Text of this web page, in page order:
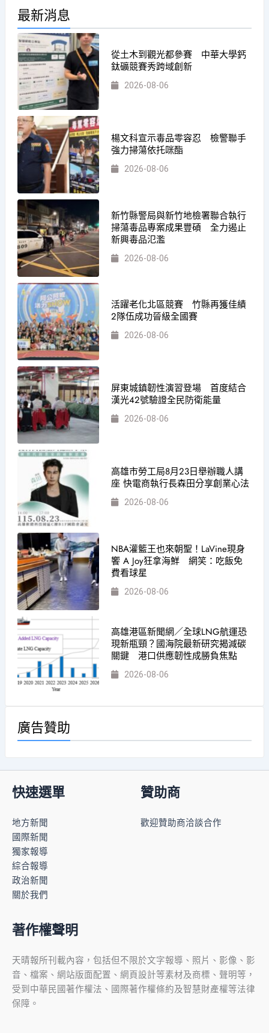
最新消息
從土木到觀光都參賽 中華大學鈣
鈦礦競賽秀跨域創新
2026-08-06
楊文科宣示毒品零容忍 檢警聯手
強力掃蕩依托咪酯
2026-08-06
新竹縣警局與新竹地檢署聯合執行
掃蕩毒品專案成果豐碩 全力遏止
新興毒品氾濫
2026-08-06
活躍老化北區競賽 竹縣再獲佳績
2隊伍成功晉級全國賽
2026-08-06
屏東城鎮韌性演習登場 首度結合
漢光42號驗證全民防衛能量
2026-08-06
高雄市勞工局8月23日舉辦職人講
座 快電商執行長森田分享創業心法
2026-08-06
NBA灌籃王也來朝聖！LaVine現身
饗 A Joy狂拿海鮮 網笑：吃飯免
費看球星
2026-08-06
高雄港區新聞網／全球LNG航運恐
現新瓶頸？國海院最新研究揭減碳
關鍵 港口供應韌性成勝負焦點
2026-08-06
廣告贊助
快速選單
地方新聞
國際新聞
獨家報導
綜合報導
政治新聞
關於我們
贊助商
歡迎贊助商洽談合作
著作權聲明
天晴報所刊載內容，包括但不限於文字報導、照片、影像、影
音、檔案、網站版面配置、網頁設計等素材及商標、聲明等，
受到中華民國著作權法、國際著作權條約及智慧財產權等法律
保障。